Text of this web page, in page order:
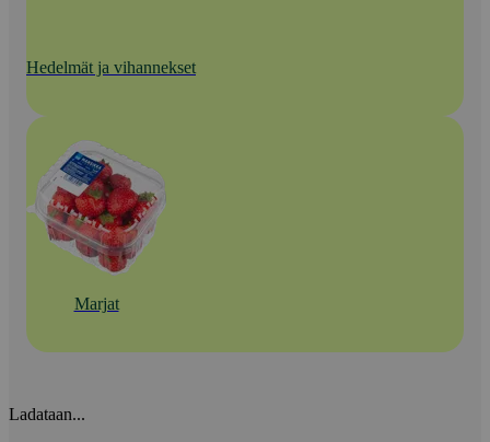
Hedelmät ja vihannekset
Marjat
Ladataan...